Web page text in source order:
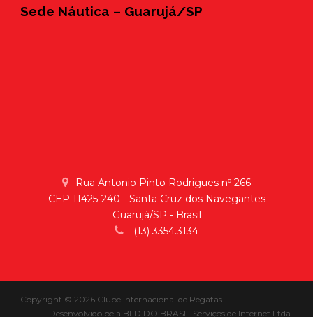
Sede Náutica – Guarujá/SP
Rua Antonio Pinto Rodrigues nº 266
CEP 11425-240 - Santa Cruz dos Navegantes
Guarujá/SP - Brasil
(13) 3354.3134
Copyright © 2026 Clube Internacional de Regatas
Desenvolvido pela BLD DO BRASIL Serviços de Internet Ltda.